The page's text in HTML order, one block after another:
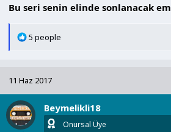
Bu seri senin elinde sonlanacak
T
i
l
e
r
5 people
11 Haz 2017
Beymelikli18
Onursal Üye